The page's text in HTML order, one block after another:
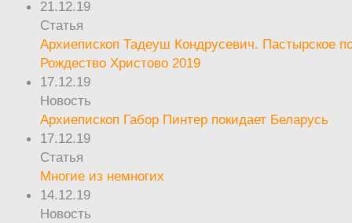
21.12.19
Статья
Архиепископ Тадеуш Кондрусевич. Пастырское
Рождество Христово 2019
17.12.19
Новость
Архиепископ Габор Пинтер покидает Беларусь
17.12.19
Статья
Многие из немногих
14.12.19
Новость